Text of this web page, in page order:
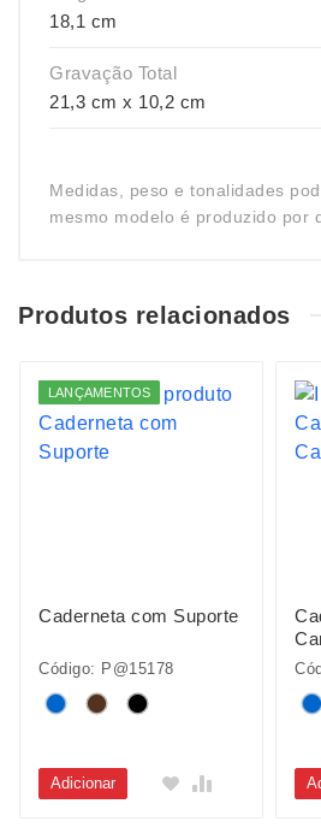
18,1 cm
Gravação Total
21,3 cm x 10,2 cm
Medidas, peso e tonalidades
mesmo modelo é produzido por
Produtos relacionados
LANÇAMENTOS
Caderneta com Suporte
Código: P@15178
Adicionar